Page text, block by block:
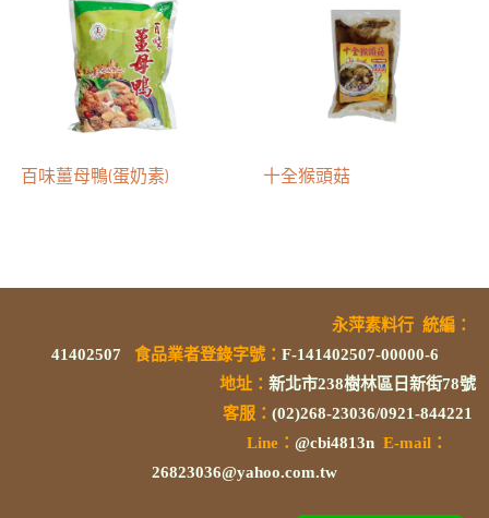
百味薑母鴨(蛋奶素) 十全猴頭菇
永萍素料行 統編 ：
41402507
食品業者登錄字號： F-141402507-00000-6
地址： 新北市238樹林區日新街78號
客服： (02)268-23036/0921-844221
Line： @cbi4813n E-mail：
26823036@yahoo.com.tw